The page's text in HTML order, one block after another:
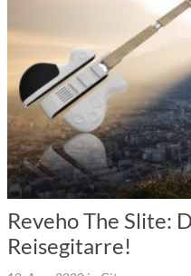
Reveho The Slite:
Reisegitarre!